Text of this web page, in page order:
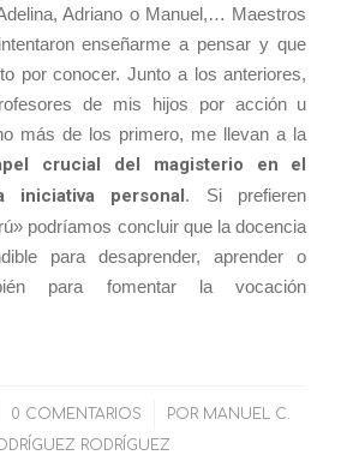
Adriano o Manuel,… Maestros
enseñarme a pensar y que
por conocer. Junto a los anteriores,
de mis hijos por acción u
más de los primero, me llevan a la
crucial del magisterio en el
iniciativa personal. Si prefieren
podríamos concluir que la docencia
para desaprender, aprender o
para fomentar la vocación
0 COMENTARIOS
/ POR MANUEL C.
RODRÍGUEZ